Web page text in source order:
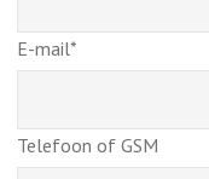
E-mail*
Telefoon of GSM